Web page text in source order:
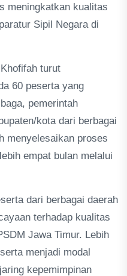
meningkatkan kualitas
Sipil Negara di
turut
60 peserta yang
pemerintah
kota dari berbagai
menyelesaikan proses
empat bulan melalui
dari berbagai daerah
terhadap kualitas
Jawa Timur. Lebih
menjadi modal
kepemimpinan